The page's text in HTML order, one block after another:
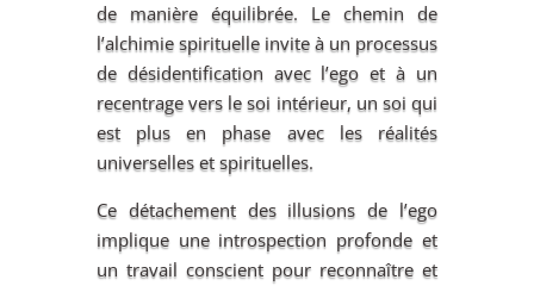
de manière équilibrée. Le chemin de
l’alchimie spirituelle invite à un processus
de désidentification avec l’ego et à un
recentrage vers le soi intérieur, un soi qui
est plus en phase avec les réalités
universelles et spirituelles.
Ce détachement des illusions de l’ego
implique une introspection profonde et
un travail conscient pour reconnaître et